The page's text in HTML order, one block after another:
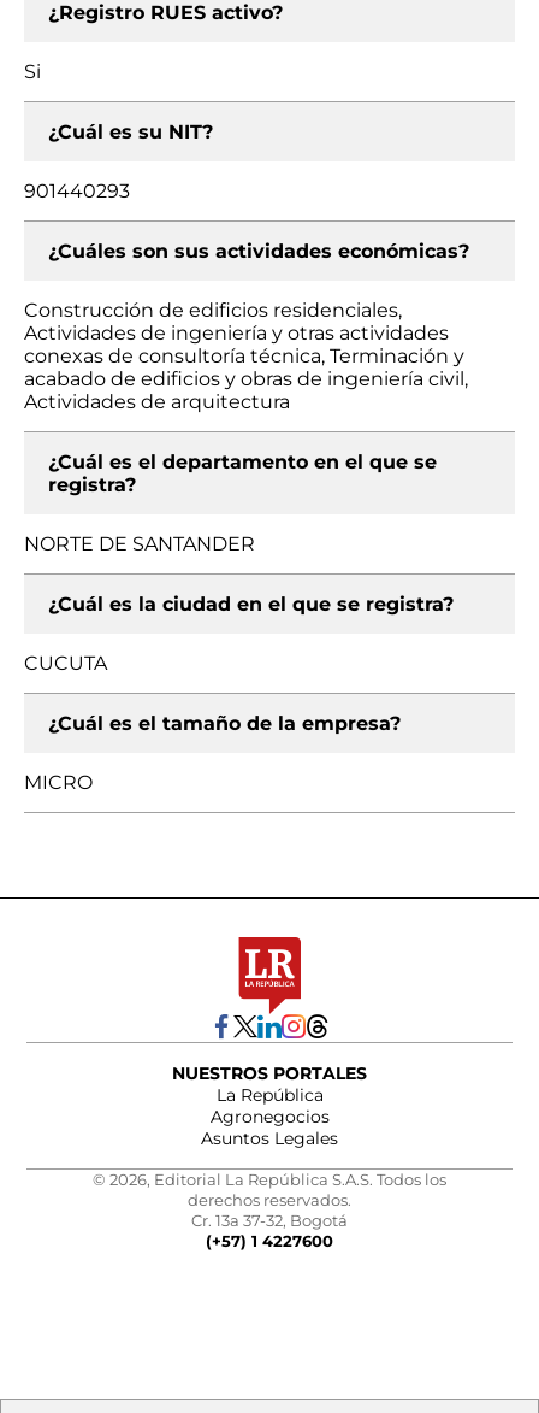
¿Registro RUES activo?
Si
¿Cuál es su NIT?
901440293
¿Cuáles son sus actividades económicas?
Construcción de edificios residenciales,
Actividades de ingeniería y otras actividades
conexas de consultoría técnica, Terminación y
acabado de edificios y obras de ingeniería civil,
Actividades de arquitectura
¿Cuál es el departamento en el que se
registra?
NORTE DE SANTANDER
¿Cuál es la ciudad en el que se registra?
CUCUTA
¿Cuál es el tamaño de la empresa?
MICRO
NUESTROS PORTALES
La República
Agronegocios
Asuntos Legales
© 2026, Editorial La República S.A.S. Todos los
derechos reservados.
Cr. 13a 37-32, Bogotá
(+57) 1 4227600